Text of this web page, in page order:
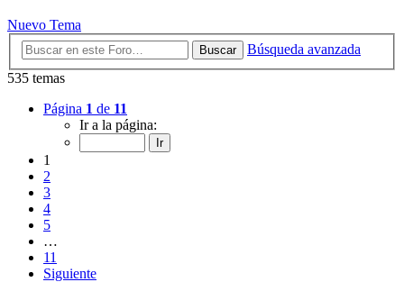
Nuevo Tema
Buscar
Búsqueda avanzada
535 temas
Página 1 de 11
Ir a la página:
1
2
3
4
5
…
11
Siguiente